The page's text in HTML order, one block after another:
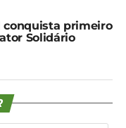
conquista primeiro
Solidário